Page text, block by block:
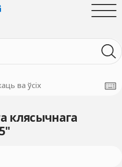
ва ўсіх
клясычнага